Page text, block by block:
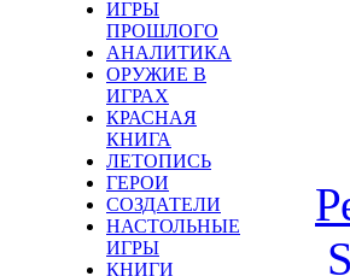
ИГРЫ
ПРОШЛОГО
АНАЛИТИКА
ОРУЖИЕ В
ИГРАХ
КРАСНАЯ
КНИГА
ЛЕТОПИСЬ
ГЕРОИ
СОЗДАТЕЛИ
НАСТОЛЬНЫЕ
ИГРЫ
КНИГИ